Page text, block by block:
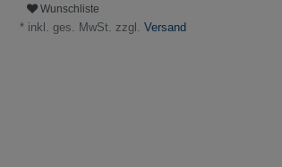
Wunschliste
* inkl. ges. MwSt. zzgl. Versand